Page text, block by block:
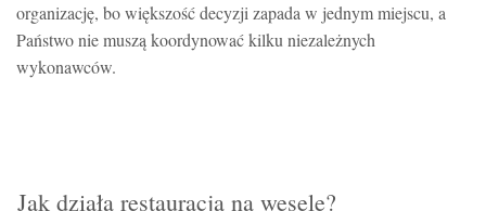
organizację, bo większość decyzji zapada w jednym miejscu, a
Państwo nie muszą koordynować kilku niezależnych
wykonawców.
Jak działa restauracja na wesele?